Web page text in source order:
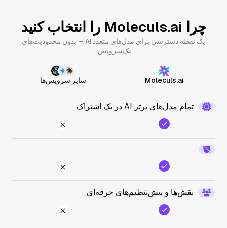
چرا Moleculs.ai را انتخاب کنید
یک نقطه دسترسی برای مدل‌های متعدد AI — بدون محدودیت‌های
تک‌سرویس.
Moleculs.ai سایر سرویس‌ها
تمام مدل‌های برتر AI در یک اشتراک
نقش‌ها و پیش‌تنظیم‌های حرفه‌ای